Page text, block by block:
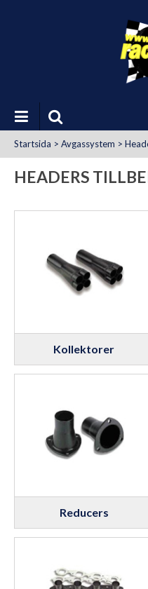
Startsida > Avgassystem >
HEADERS
Kollektorer
Reducers